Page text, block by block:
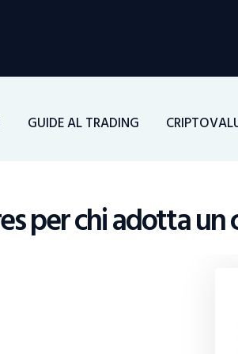
GUIDE AL TRADING
per chi adotta un